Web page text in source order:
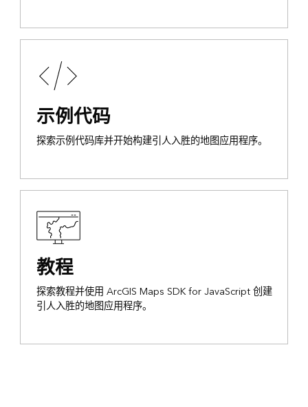
示例代码
探索示例代码库并开始构建引人入胜的地图应用程序。
教程
探索教程并使用 ArcGIS Maps SDK for JavaScript 创建
引人入胜的地图应用程序。